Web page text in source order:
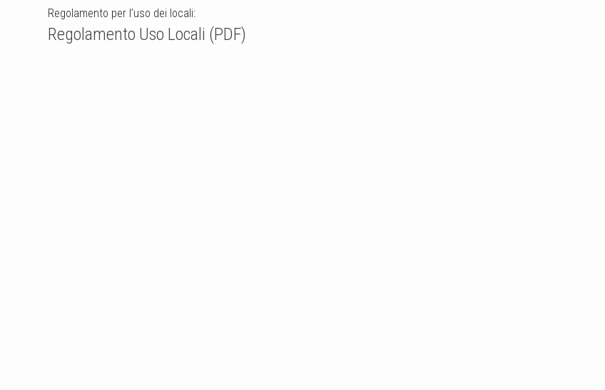
Regolamento per l’uso dei locali:
Regolamento Uso Locali (PDF)